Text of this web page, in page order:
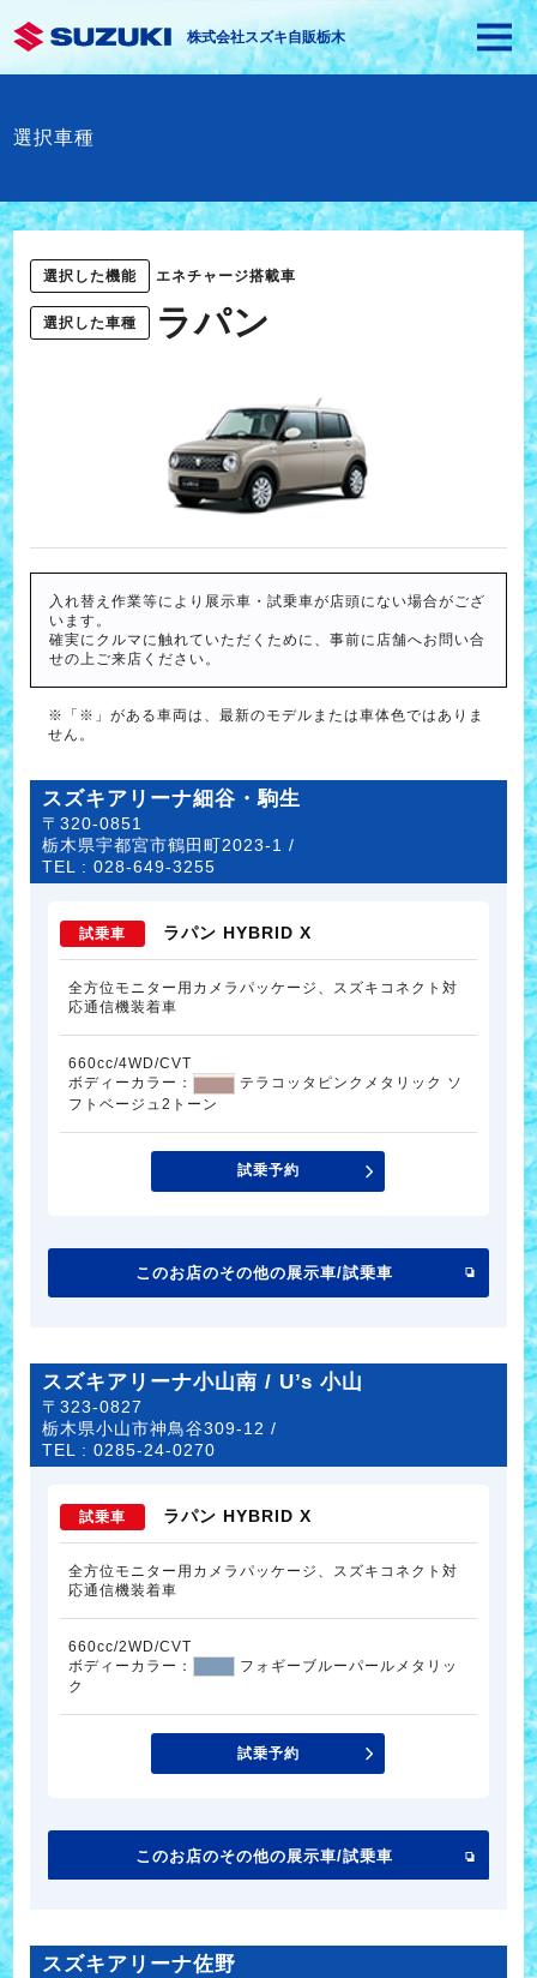
株式会社スズキ自販栃木
選択車種
選択した機能 エネチャージ搭載車
選択した車種 ラパン
入れ替え作業等により展示車・試乗車が店頭にない場合がござ
います。
確実にクルマに触れていただくために、事前に店舗へお問い合
せの上ご来店ください。
※「※」がある車両は、最新のモデルまたは車体色ではありま
せん。
スズキアリーナ細谷・駒生
〒320-0851
栃木県宇都宮市鶴田町2023-1 /
TEL :028-649-3255
試乗車 ラパン HYBRID X
全方位モニター用カメラパッケージ、スズキコネクト対
応通信機装着車
660cc/4WD/CVT
ボディーカラー：
テラコッタピンクメタリック ソ
フトベージュ2トーン
試乗予約
このお店のその他の展示車/試乗車
スズキアリーナ小山南 / U’s 小山
〒323-0827
栃木県小山市神鳥谷309-12 /
TEL :0285-24-0270
試乗車 ラパン HYBRID X
全方位モニター用カメラパッケージ、スズキコネクト対
応通信機装着車
660cc/2WD/CVT
ボディーカラー：
フォギーブルーパールメタリッ
ク
試乗予約
このお店のその他の展示車/試乗車
スズキアリーナ佐野